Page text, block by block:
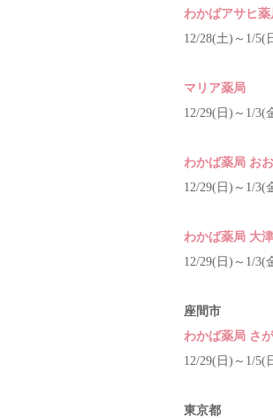
わかばアサヒ薬
12/28(土)～1/5(
マリア薬局
12/29(日)～1/3(
わかば薬局 お
12/29(日)～1/3(
わかば薬局 大
12/29(日)～1/3(
座間市
わかば薬局 さ
12/29(日)～1/5(
東京都